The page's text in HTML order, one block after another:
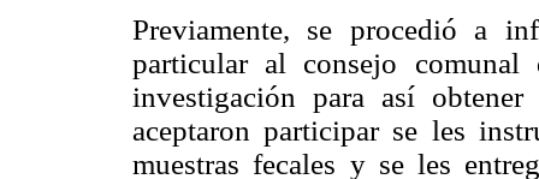
Previamente, se procedió a
particular al consejo
investigación para así
aceptaron participar se les
muestras fecales y se les